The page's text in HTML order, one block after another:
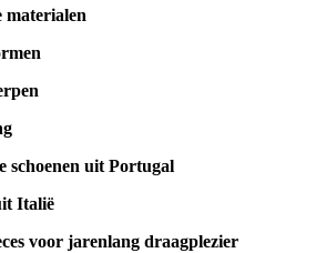
materialen
schoenen uit Portugal
Italië
voor jarenlang draagplezier